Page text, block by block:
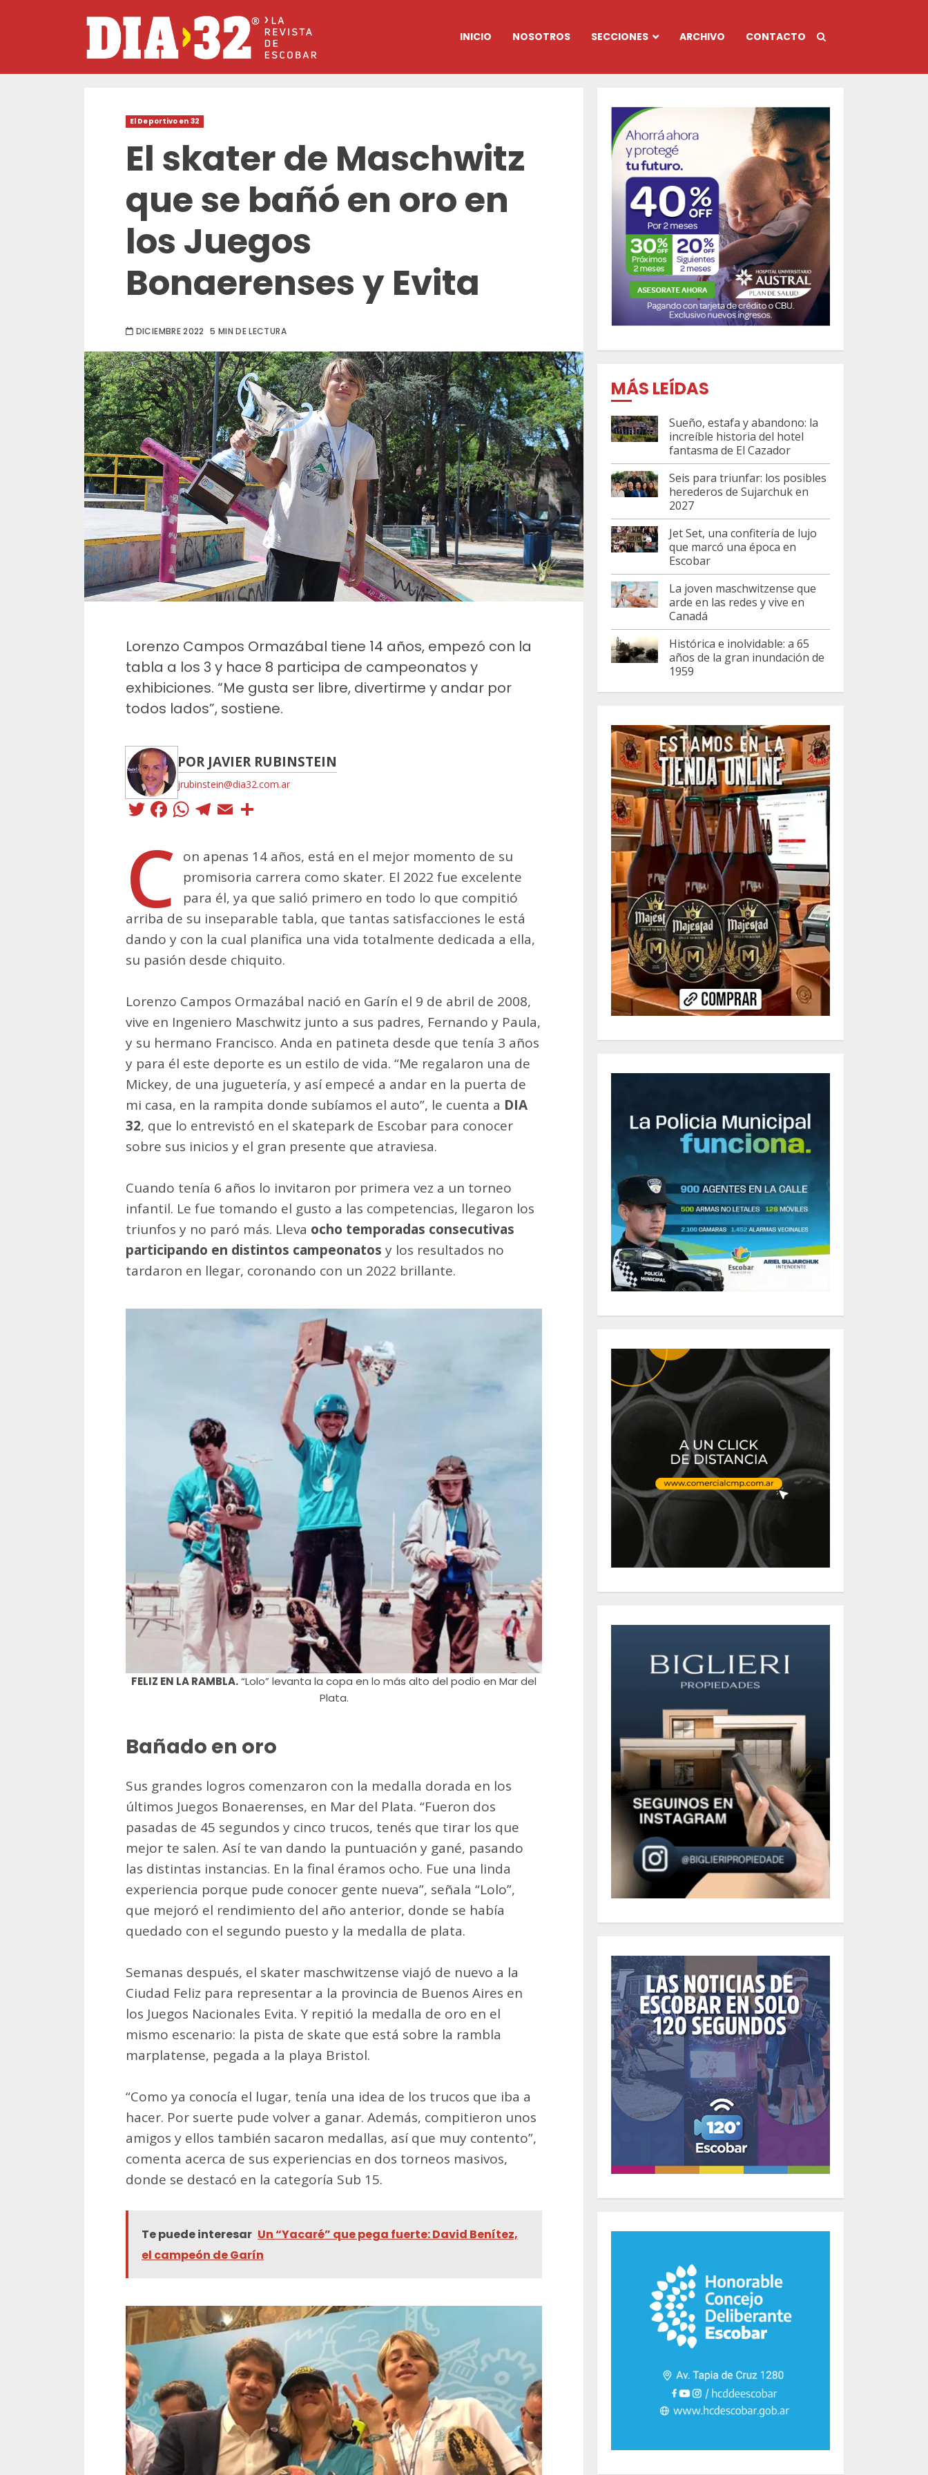
INICIO NOSOTROS SECCIONES ARCHIVO CONTACTO
El Deportivo en 32
El skater de Maschwitz
que se bañó en oro en
los Juegos
Bonaerenses y Evita
DICIEMBRE 2022 5 MIN DE LECTURA
Lorenzo Campos Ormazábal tiene 14 años, empezó con la
tabla a los 3 y hace 8 participa de campeonatos y
exhibiciones. “Me gusta ser libre, divertirme y andar por
todos lados”, sostiene.
POR JAVIER RUBINSTEIN
jrubinstein@dia32.com.ar
Twitter
Facebook
WhatsApp
Telegram
Email
C on apenas 14 años, está en el mejor momento de su
promisoria carrera como skater. El 2022 fue excelente
para él, ya que salió primero en todo lo que compitió
arriba de su inseparable tabla, que tantas satisfacciones le está
dando y con la cual planifica una vida totalmente dedicada a ella,
su pasión desde chiquito.
Lorenzo Campos Ormazábal nació en Garín el 9 de abril de 2008,
vive en Ingeniero Maschwitz junto a sus padres, Fernando y Paula,
y su hermano Francisco. Anda en patineta desde que tenía 3 años
y para él este deporte es un estilo de vida. “Me regalaron una de
Mickey, de una juguetería, y así empecé a andar en la puerta de
mi casa, en la rampita donde subíamos el auto”, le cuenta a DIA
32, que lo entrevistó en el skatepark de Escobar para conocer
sobre sus inicios y el gran presente que atraviesa.
Cuando tenía 6 años lo invitaron por primera vez a un torneo
infantil. Le fue tomando el gusto a las competencias, llegaron los
triunfos y no paró más. Lleva ocho temporadas consecutivas
participando en distintos campeonatos y los resultados no
tardaron en llegar, coronando con un 2022 brillante.
FELIZ EN LA RAMBLA.“Lolo” levanta la copa en lo más alto del podio en Mar del
Plata.
Bañado en oro
Sus grandes logros comenzaron con la medalla dorada en los
últimos Juegos Bonaerenses, en Mar del Plata. “Fueron dos
pasadas de 45 segundos y cinco trucos, tenés que tirar los que
mejor te salen. Así te van dando la puntuación y gané, pasando
las distintas instancias. En la final éramos ocho. Fue una linda
experiencia porque pude conocer gente nueva”, señala “Lolo”,
que mejoró el rendimiento del año anterior, donde se había
quedado con el segundo puesto y la medalla de plata.
Semanas después, el skater maschwitzense viajó de nuevo a la
Ciudad Feliz para representar a la provincia de Buenos Aires en
los Juegos Nacionales Evita. Y repitió la medalla de oro en el
mismo escenario: la pista de skate que está sobre la rambla
marplatense, pegada a la playa Bristol.
“Como ya conocía el lugar, tenía una idea de los trucos que iba a
hacer. Por suerte pude volver a ganar. Además, compitieron unos
amigos y ellos también sacaron medallas, así que muy contento”,
comenta acerca de sus experiencias en dos torneos masivos,
donde se destacó en la categoría Sub 15.
Te puede interesar Un “Yacaré” que pega fuerte: David Benítez,
el campeón de Garín
MÁS LEÍDAS
Sueño, estafa y abandono: la
increíble historia del hotel
fantasma de El Cazador
Seis para triunfar: los posibles
herederos de Sujarchuk en
2027
Jet Set, una confitería de lujo
que marcó una época en
Escobar
La joven maschwitzense que
arde en las redes y vive en
Canadá
Histórica e inolvidable: a 65
años de la gran inundación de
1959